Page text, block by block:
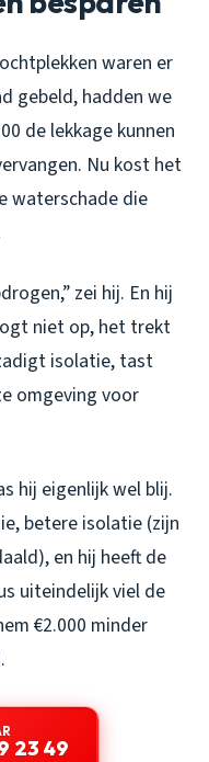
waren er
gebeld, hadden we
de lekkage kunnen
Nu kost het
waterschade die
zei hij. En hij
niet op, het trekt
isolatie, tast
omgeving voor
hij eigenlijk wel blij.
betere isolatie (zijn
en hij heeft de
uiteindelijk viel de
€2.000 minder
23 49